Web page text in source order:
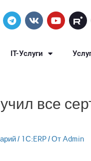
IT-Услуги
все
/ 1С:ERP/ ОтAdmin